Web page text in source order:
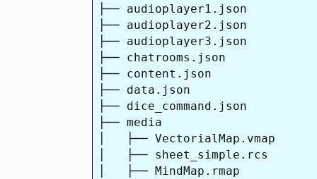
├── audioplayer1.json
├── audioplayer2.json
├── audioplayer3.json
├── chatrooms.json
├── content.json
├── data.json
├── dice_command.json
├── media
│   ├── VectorialMap.vmap
│   ├── sheet_simple.rcs
│   ├── MindMap.rmap